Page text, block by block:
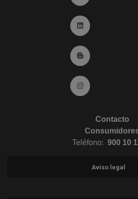
Ir a Linkedin
Ir al Blog (abre
Ir a Instagram
Contacto
Teléfono: 900 10
Aviso legal